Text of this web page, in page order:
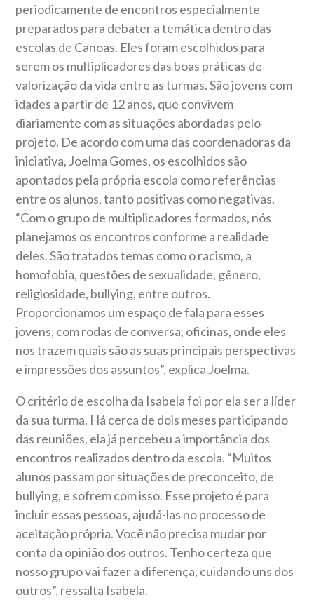
periodicamente de encontros especialmente
preparados para debater a temática dentro das
escolas de Canoas. Eles foram escolhidos para
serem os multiplicadores das boas práticas de
valorização da vida entre as turmas. São jovens com
idades a partir de 12 anos, que convivem
diariamente com as situações abordadas pelo
projeto. De acordo com uma das coordenadoras da
iniciativa, Joelma Gomes, os escolhidos são
apontados pela própria escola como referências
entre os alunos, tanto positivas como negativas.
“Com o grupo de multiplicadores formados, nós
planejamos os encontros conforme a realidade
deles. São tratados temas como o racismo, a
homofobia, questões de sexualidade, gênero,
religiosidade, bullying, entre outros.
Proporcionamos um espaço de fala para esses
jovens, com rodas de conversa, oficinas, onde eles
nos trazem quais são as suas principais perspectivas
e impressões dos assuntos”, explica Joelma.
O critério de escolha da Isabela foi por ela ser a líder
da sua turma. Há cerca de dois meses participando
das reuniões, ela já percebeu a importância dos
encontros realizados dentro da escola. “Muitos
alunos passam por situações de preconceito, de
bullying, e sofrem com isso. Esse projeto é para
incluir essas pessoas, ajudá-las no processo de
aceitação própria. Você não precisa mudar por
conta da opinião dos outros. Tenho certeza que
nosso grupo vai fazer a diferença, cuidando uns dos
outros”, ressalta Isabela.